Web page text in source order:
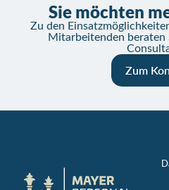
Sie möchten
Zu den
Mitarbeitenden beraten
Zum